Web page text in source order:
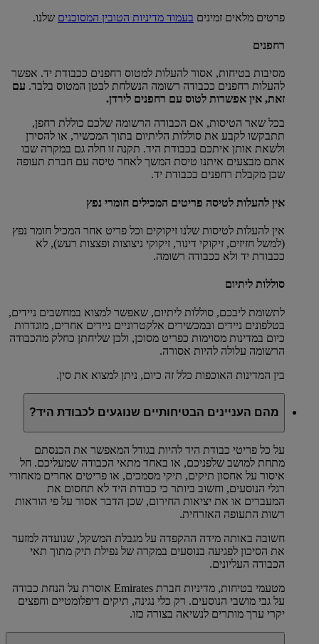
פרטים מלאים זמינים בעמוד מדיניות הטובין המסוכנים שלנו.
רחפנים
מסיבות בטיחות, אסור להעלות למטוס רחפנים ככבודת יד. אפשר
להעלות רחפנים ככבודה רשומה הנשלחת לבטן המטוס בלבד. עם
זאת, אין אפשרות לטוס עם רחפנים לירדן.
בכל שאר הטיסות, אם הכבודה הרשומה שלכם כוללת רחפן,
תתבקשו לקבע את סוללות הליתיום בתוך המכשיר, או להסירן
ולשאת אותן איתכם בכבודת היד. תקנה זו חלה גם במקרה שבו
אתם מבצעים איתנו טיסת המשך לאחר טיסה עם חברת תעופה
שכן מקבלת רחפנים ככבודת יד.
אין להעלות לטיסה פריטים המכילים חומרי נפץ
אין להעלות לטיסות שלנו זיקוקים וכל פריט אחר המכיל חומר נפץ
(למשל חזיזים, זיקוקי דינור, זיקוקי ניצוצות ופצצות רעש), לא
ככבודת יד ולא ככבודה רשומה.
סוללות ליתיום
לתשומת ליבכם, סוללות ליתיום, שאפשר למצוא במחשבים ניידים,
בטלפונים ניידים ובמכשירים אלקטרוניים ניידים אחרים, מוגדרות
כיום במדינות מסוימות כפריט מסוכן, ולכן שליחתן כחלק מהכבודה
הרשומה עלולה להיות אסורה.
בין המדינות האוכפות כלל זה כיום, ניתן למצוא את סין.
מהם העניינים הבטיחותיים שנוגעים לכבודת היד?
על כל פריטי כבודת היד להיות בגודל המאפשר את הכנסתם
מתחת למושב שלפניכם, או באחד מתאי הכבודה שמעליכם. חל
איסור על אחסון תיקים, תיקי מסמכים, או פריטים אחרים מאחורי
רגלי הנוסעים, וחשוב ביותר כי כבודת היד לא תחסום את
המעברים או את יציאות החירום, שכן הדבר אסור על פי הוראות
רשות התעופה האזרחית.
חשובה באותה מידה ההקפדה על מגבלת המשקל, שנועדה למזער
את הסיכון לפגיעה בנוסעים במקרה של נפילת תיק מתוך תאי
הכבודה העליונים.
מטעמי בטיחות, מדיניות חברת Emirates אוסרת על הנחת כבודה
על גבי מושבי הנוסעים. רק כלי נגינה, תיקים דיפלומטיים וחפצים
יקרי ערך מותרים לנשיאה בצורה כזו.